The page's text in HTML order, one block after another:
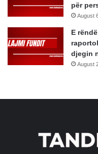
për
August
E
djegin
August